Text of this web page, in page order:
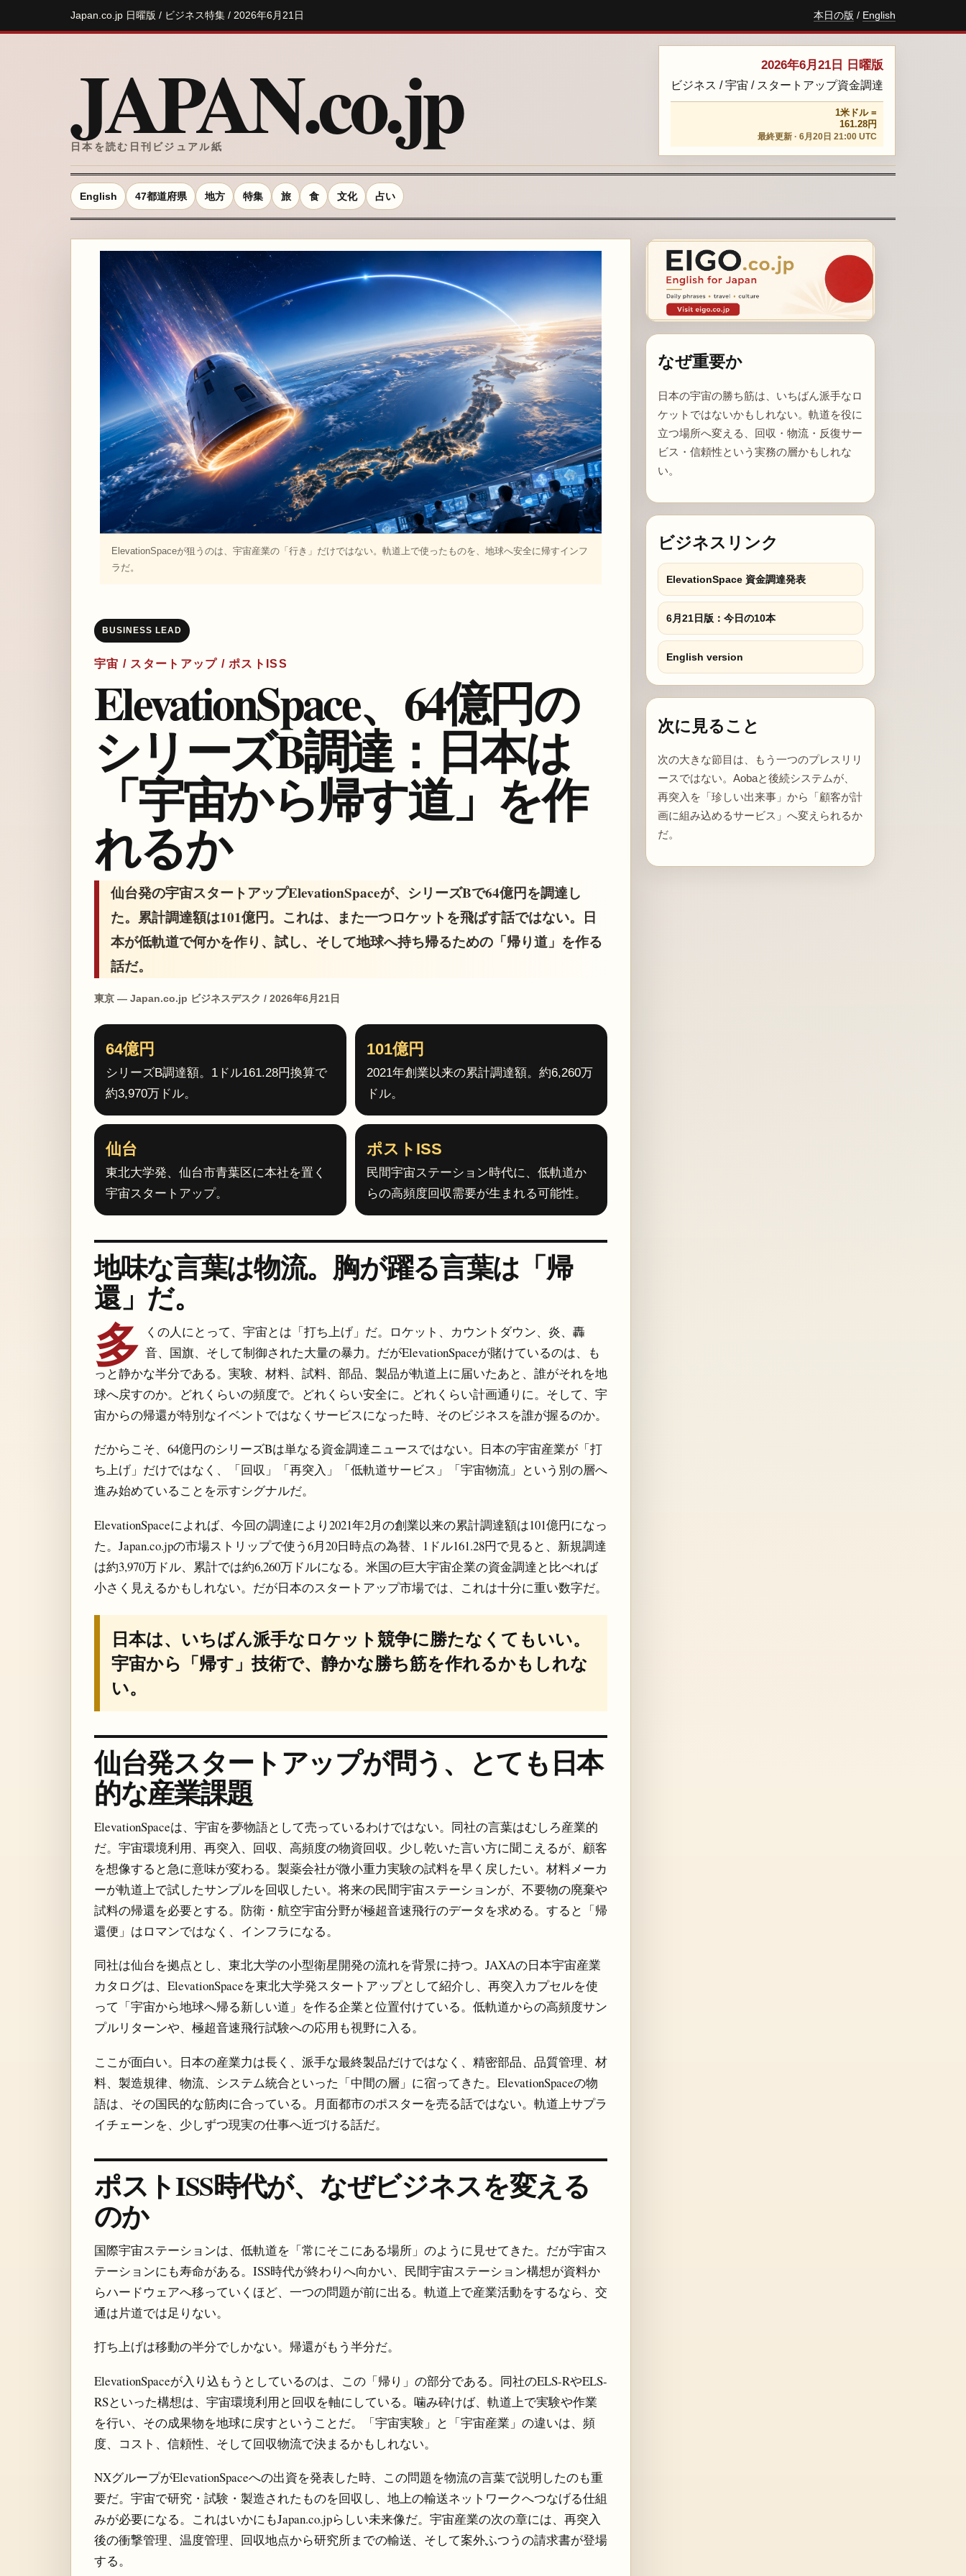
Japan.co.jp 日曜版 / ビジネス特集 / 2026年6月21日 本日の版 / English
JAPAN.co.jp
日本を読む日刊ビジュアル紙
2026年6月21日 日曜版
ビジネス / 宇宙 / スタートアップ資金調達
1米ドル =
161.28円
最終更新 · 6月20日 21:00 UTC
English 47都道府県 地方 特集 旅 食 文化 占い
ElevationSpaceが狙うのは、宇宙産業の「行き」だけではない。軌道上で使ったものを、地球へ安全に帰すインフ
ラだ。
BUSINESS LEAD
宇宙 / スタートアップ / ポストISS
ElevationSpace、64億円の
シリーズB調達：日本は
「宇宙から帰す道」を作
れるか
仙台発の宇宙スタートアップElevationSpaceが、シリーズBで64億円を調達し
た。累計調達額は101億円。これは、また一つロケットを飛ばす話ではない。日
本が低軌道で何かを作り、試し、そして地球へ持ち帰るための「帰り道」を作る
話だ。
東京 — Japan.co.jp ビジネスデスク / 2026年6月21日
64億円
シリーズB調達額。1ドル161.28円換算で
約3,970万ドル。
101億円
2021年創業以来の累計調達額。約6,260万
ドル。
仙台
東北大学発、仙台市青葉区に本社を置く
宇宙スタートアップ。
ポストISS
民間宇宙ステーション時代に、低軌道か
らの高頻度回収需要が生まれる可能性。
地味な言葉は物流。胸が躍る言葉は「帰
還」だ。
多 くの人にとって、宇宙とは「打ち上げ」だ。ロケット、カウントダウン、炎、轟
音、国旗、そして制御された大量の暴力。だがElevationSpaceが賭けているのは、も
っと静かな半分である。実験、材料、試料、部品、製品が軌道上に届いたあと、誰がそれを地
球へ戻すのか。どれくらいの頻度で。どれくらい安全に。どれくらい計画通りに。そして、宇
宙からの帰還が特別なイベントではなくサービスになった時、そのビジネスを誰が握るのか。
だからこそ、64億円のシリーズBは単なる資金調達ニュースではない。日本の宇宙産業が「打
ち上げ」だけではなく、「回収」「再突入」「低軌道サービス」「宇宙物流」という別の層へ
進み始めていることを示すシグナルだ。
ElevationSpaceによれば、今回の調達により2021年2月の創業以来の累計調達額は101億円になっ
た。Japan.co.jpの市場ストリップで使う6月20日時点の為替、1ドル161.28円で見ると、新規調達
は約3,970万ドル、累計では約6,260万ドルになる。米国の巨大宇宙企業の資金調達と比べれば
小さく見えるかもしれない。だが日本のスタートアップ市場では、これは十分に重い数字だ。
日本は、いちばん派手なロケット競争に勝たなくてもいい。
宇宙から「帰す」技術で、静かな勝ち筋を作れるかもしれな
い。
仙台発スタートアップが問う、とても日本
的な産業課題
ElevationSpaceは、宇宙を夢物語として売っているわけではない。同社の言葉はむしろ産業的
だ。宇宙環境利用、再突入、回収、高頻度の物資回収。少し乾いた言い方に聞こえるが、顧客
を想像すると急に意味が変わる。製薬会社が微小重力実験の試料を早く戻したい。材料メーカ
ーが軌道上で試したサンプルを回収したい。将来の民間宇宙ステーションが、不要物の廃棄や
試料の帰還を必要とする。防衛・航空宇宙分野が極超音速飛行のデータを求める。すると「帰
還便」はロマンではなく、インフラになる。
同社は仙台を拠点とし、東北大学の小型衛星開発の流れを背景に持つ。JAXAの日本宇宙産業
カタログは、ElevationSpaceを東北大学発スタートアップとして紹介し、再突入カプセルを使
って「宇宙から地球へ帰る新しい道」を作る企業と位置付けている。低軌道からの高頻度サン
プルリターンや、極超音速飛行試験への応用も視野に入る。
ここが面白い。日本の産業力は長く、派手な最終製品だけではなく、精密部品、品質管理、材
料、製造規律、物流、システム統合といった「中間の層」に宿ってきた。ElevationSpaceの物
語は、その国民的な筋肉に合っている。月面都市のポスターを売る話ではない。軌道上サプラ
イチェーンを、少しずつ現実の仕事へ近づける話だ。
ポストISS時代が、なぜビジネスを変える
のか
国際宇宙ステーションは、低軌道を「常にそこにある場所」のように見せてきた。だが宇宙ス
テーションにも寿命がある。ISS時代が終わりへ向かい、民間宇宙ステーション構想が資料か
らハードウェアへ移っていくほど、一つの問題が前に出る。軌道上で産業活動をするなら、交
通は片道では足りない。
打ち上げは移動の半分でしかない。帰還がもう半分だ。
ElevationSpaceが入り込もうとしているのは、この「帰り」の部分である。同社のELS-RやELS-
RSといった構想は、宇宙環境利用と回収を軸にしている。噛み砕けば、軌道上で実験や作業
を行い、その成果物を地球に戻すということだ。「宇宙実験」と「宇宙産業」の違いは、頻
度、コスト、信頼性、そして回収物流で決まるかもしれない。
NXグループがElevationSpaceへの出資を発表した時、この問題を物流の言葉で説明したのも重
要だ。宇宙で研究・試験・製造されたものを回収し、地上の輸送ネットワークへつなげる仕組
みが必要になる。これはいかにもJapan.co.jpらしい未来像だ。宇宙産業の次の章には、再突入
後の衝撃管理、温度管理、回収地点から研究所までの輸送、そして案外ふつうの請求書が登場
する。
なぜ重要か
日本の宇宙の勝ち筋は、いちばん派手なロ
ケットではないかもしれない。軌道を役に
立つ場所へ変える、回収・物流・反復サー
ビス・信頼性という実務の層かもしれな
い。
ビジネスリンク
ElevationSpace 資金調達発表
6月21日版：今日の10本
English version
次に見ること
次の大きな節目は、もう一つのプレスリリ
ースではない。Aobaと後続システムが、
再突入を「珍しい出来事」から「顧客が計
画に組み込めるサービス」へ変えられるか
だ。